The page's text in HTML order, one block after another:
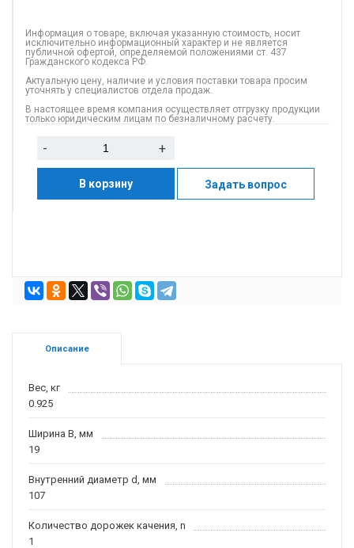
Информация о товаре, включая указанную стоимость, носит
исключительно информационный характер и не является
публичной офертой, определяемой положениями ст. 437
Гражданского кодекса РФ.
Актуальную цену, наличие и условия поставки товара просим
уточнять у специалистов отдела продаж.
В настоящее время компания осуществляет отгрузку продукции
только юридическим лицам по безналичному расчету.
- +
В корзину Задать вопрос
Описание
Вес, кг
0.925
Ширина B, мм
19
Внутренний диаметр d, мм
107
Количество дорожек качения, n
1